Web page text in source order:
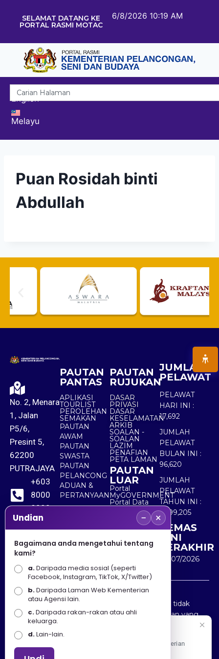
SELAMAT DATANG KE
PORTAL RASMI MOTAC
6/8/2026 10:19 AM
English
Melayu
Puan Rosidah binti
Abdullah
No. 2, Menara
1, Jalan
P5/6,
Presint 5,
62200
PUTRAJAYA
+603
8000
8000
+603
8891
7100
PAUTAN
PANTAS
APLIKASI
TOURLIST
PEROLEHAN
SEMAKAN
PAUTAN
AWAM
PAUTAN
SWASTA
PAUTAN
PELANCONG
ADUAN &
PERTANYAAN
PAUTAN
RUJUKAN
DASAR
PRIVASI
DASAR
KESELAMATAN
ARKIB
SOALAN -
SOALAN
LAZIM
PENAFIAN
PETA LAMAN
PAUTAN
LUAR
Portal
MyGOVERNMENT
Portal Data
Terbuka
Sektor Awam
JUMLAH
PELAWAT
PELAWAT
HARI INI :
17,692
JUMLAH
PELAWAT
BULAN INI :
96,620
JUMLAH
PELAWAT
TAHUN INI :
5,499,205
KEMAS
KINI
TERAKHIR
30/07/2026
Penafian : Kerajaan Malaysia dan Kementerian
Pelancongan Seni dan Budaya (MOTAC) adalah tidak
bertanggungjawab atas kehilangan atau kerugian yang
disebabkan oleh penggunaan mana-mana maklumat
yang diperolehi dari portal ini.
Undian − ×
Bagaimana anda mengetahui tentang
kami?
a.Daripada media sosial (seperti
Facebook, Instagram, TikTok, X/Twitter)
b.Daripada Laman Web Kementerian
atau Agensi lain.
c.Daripada rakan-rakan atau ahli
keluarga.
d.Lain-lain.
Apa Khabar! Selamat datang ke Portal Rasmi Kementerian
Pelancongan, Seni dan Budaya